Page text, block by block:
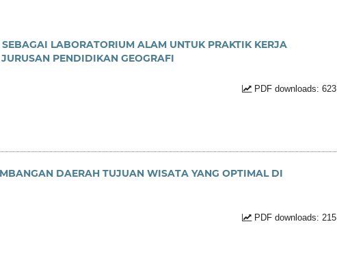
LABORATORIUM ALAM UNTUK PRAKTIK KERJA
PENDIDIKAN GEOGRAFI
PDF downloads: 623
DAERAH TUJUAN WISATA YANG OPTIMAL DI
PDF downloads: 215